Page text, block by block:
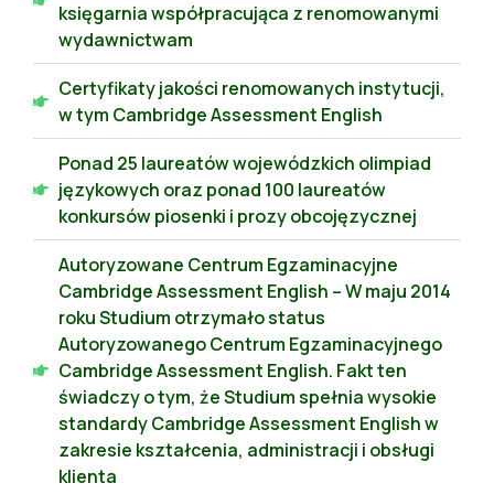
księgarnia współpracująca z renomowanymi
wydawnictwam
Certyfikaty jakości renomowanych instytucji,
w tym Cambridge Assessment English
Ponad 25 laureatów wojewódzkich olimpiad
językowych oraz ponad 100 laureatów
konkursów piosenki i prozy obcojęzycznej
Autoryzowane Centrum Egzaminacyjne
Cambridge Assessment English – W maju 2014
roku Studium otrzymało status
Autoryzowanego Centrum Egzaminacyjnego
Cambridge Assessment English. Fakt ten
świadczy o tym, że Studium spełnia wysokie
standardy Cambridge Assessment English w
zakresie kształcenia, administracji i obsługi
klienta